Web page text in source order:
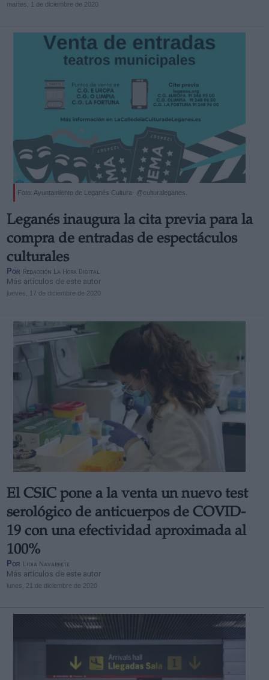
martes, 1 de diciembre de 2020
Foto: Ayuntamiento de Leganés Cultura- @culturaleganes.
Leganés inaugura la cita previa para la
compra de entradas de espectáculos
culturales
Por Redacción La Hora Digital
Más artículos de este autor
jueves, 17 de diciembre de 2020
El CSIC pone a la venta un nuevo test
serológico de anticuerpos de COVID-
19 con una efectividad aproximada al
100%
Por Lidia Navarrete
Más artículos de este autor
lunes, 21 de diciembre de 2020